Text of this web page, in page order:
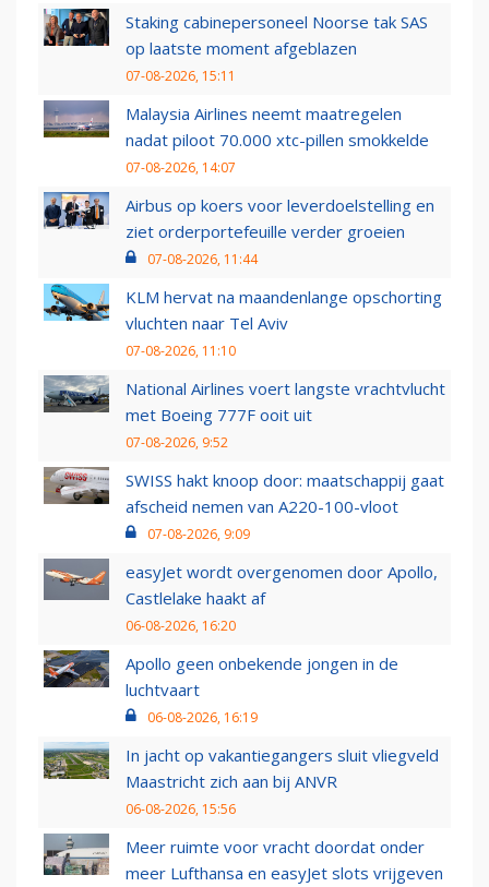
Staking cabinepersoneel Noorse tak SAS
op laatste moment afgeblazen
07-08-2026, 15:11
Malaysia Airlines neemt maatregelen
nadat piloot 70.000 xtc-pillen smokkelde
07-08-2026, 14:07
Airbus op koers voor leverdoelstelling en
ziet orderportefeuille verder groeien
07-08-2026, 11:44
KLM hervat na maandenlange opschorting
vluchten naar Tel Aviv
07-08-2026, 11:10
National Airlines voert langste vrachtvlucht
met Boeing 777F ooit uit
07-08-2026, 9:52
SWISS hakt knoop door: maatschappij gaat
afscheid nemen van A220-100-vloot
07-08-2026, 9:09
easyJet wordt overgenomen door Apollo,
Castlelake haakt af
06-08-2026, 16:20
Apollo geen onbekende jongen in de
luchtvaart
06-08-2026, 16:19
In jacht op vakantiegangers sluit vliegveld
Maastricht zich aan bij ANVR
06-08-2026, 15:56
Meer ruimte voor vracht doordat onder
meer Lufthansa en easyJet slots vrijgeven